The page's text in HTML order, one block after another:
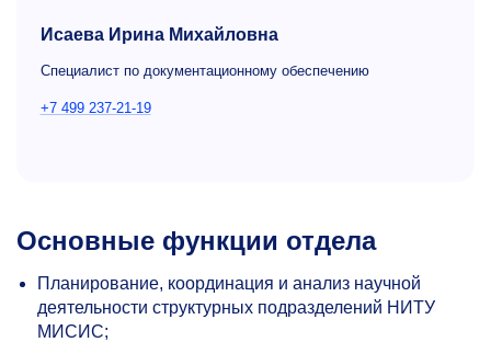
Исаева Ирина Михайловна
Специалист по документационному обеспечению
+7 499 237-21-19
Основные функции отдела
Планирование, координация и анализ научной
деятельности структурных подразделений НИТУ
МИСИС;